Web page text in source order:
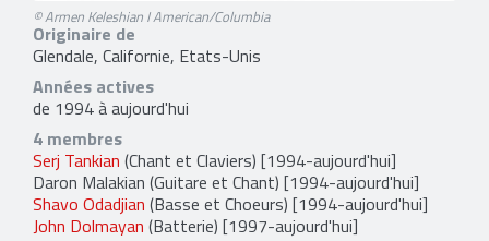
© Armen Keleshian I American/Columbia
Originaire de
Glendale, Californie, Etats-Unis
Années actives
de 1994 à aujourd'hui
4 membres
Serj Tankian (Chant et Claviers) [1994-aujourd'hui]
Daron Malakian (Guitare et Chant) [1994-aujourd'hui]
Shavo Odadjian (Basse et Choeurs) [1994-aujourd'hui]
John Dolmayan (Batterie) [1997-aujourd'hui]